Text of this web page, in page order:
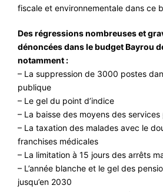
fiscale et environnementale dans ce
Des régressions nombreuses et
dénoncées dans le budget Bayrou
notamment :
– La suppression de 3000 postes
publique
– Le gel du point d’indice
– La baisse des moyens des services
– La taxation des malades avec le
franchises médicales
– La limitation à 15 jours des arrêts
– L’année blanche et le gel des
jusqu’en 2030